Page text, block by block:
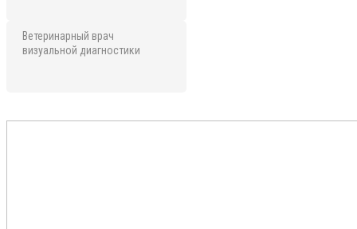
Ветеринарный врач
визуальной диагностики